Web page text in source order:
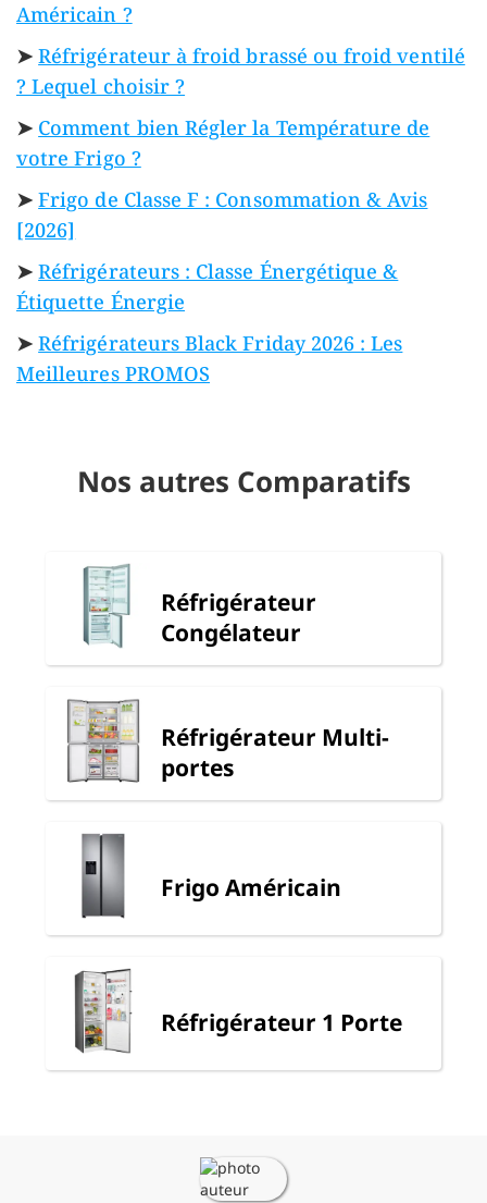
Américain ?
➤ Réfrigérateur à froid brassé ou froid ventilé
? Lequel choisir ?
➤ Comment bien Régler la Température de
votre Frigo ?
➤ Frigo de Classe F : Consommation & Avis
[2026]
➤ Réfrigérateurs : Classe Énergétique &
Étiquette Énergie
➤ Réfrigérateurs Black Friday 2026 : Les
Meilleures PROMOS
Nos autres Comparatifs
Réfrigérateur
Congélateur
Réfrigérateur Multi-
portes
Frigo Américain
Réfrigérateur 1 Porte